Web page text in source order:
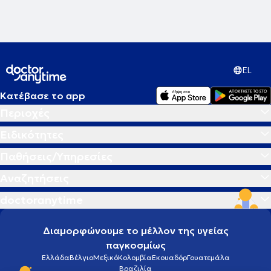
EL
Κατέβασε το app
Διαμορφώνουμε το μέλλον της υγείας
παγκοσμίως
ΕλλάδαΒέλγιοΜεξικόΚολομβίαΕκουαδόρΓουατεμάλα
Βραζιλία